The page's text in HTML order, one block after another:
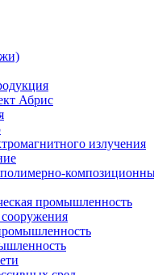
Абрис
излучения
промышленность